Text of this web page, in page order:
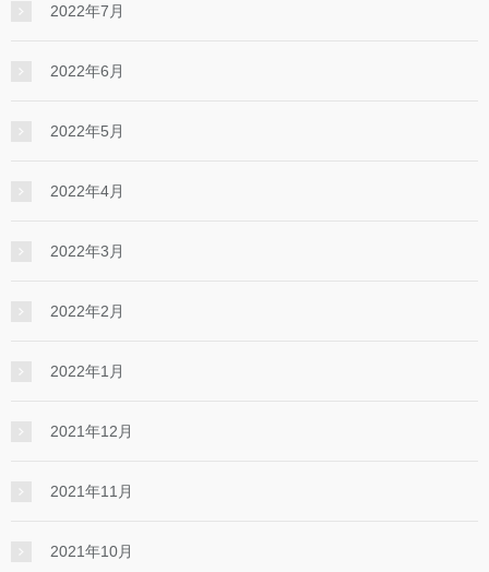
2022年7月
2022年6月
2022年5月
2022年4月
2022年3月
2022年2月
2022年1月
2021年12月
2021年11月
2021年10月